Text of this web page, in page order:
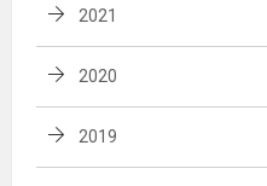
2021
2020
2019